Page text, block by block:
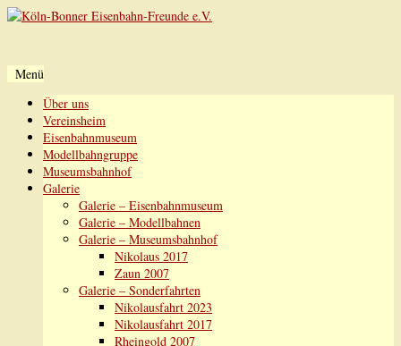
Menü
Zum
Inhalt
springen
Über uns
Vereinsheim
Eisenbahnmuseum
Modellbahngruppe
Museumsbahnhof
Galerie
Galerie – Eisenbahnmuseum
Galerie – Modellbahnen
Galerie – Museumsbahnhof
Nikolaus 2017
Zaun 2007
Galerie – Sonderfahrten
Nikolausfahrt 2023
Nikolausfahrt 2017
Rheingold 2007